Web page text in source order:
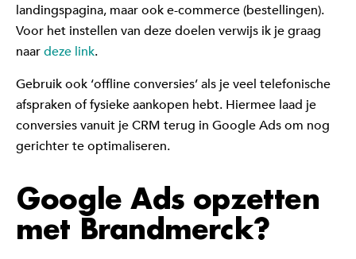
landingspagina, maar ook e-commerce (bestellingen).
Voor het instellen van deze doelen verwijs ik je graag
naardeze link.
Gebruik ook ‘offline conversies’ als je veel telefonische
afspraken of fysieke aankopen hebt. Hiermee laad je
conversies vanuit je CRM terug in Google Ads om nog
gerichter te optimaliseren.
Google Ads opzetten
met Brandmerck?